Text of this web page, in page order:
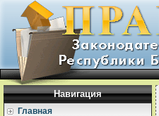
Навигация
Главная